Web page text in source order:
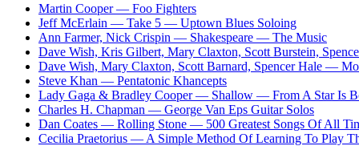
Martin Cooper — Foo Fighters
Jeff McErlain — Take 5 — Uptown Blues Soloing
Ann Farmer, Nick Crispin — Shakespeare — The Music
Dave Wish, Kris Gilbert, Mary Claxton, Scott Burstein,
Dave Wish, Mary Claxton, Scott Barnard, Spencer Hale —
Steve Khan — Pentatonic Khancepts
Lady Gaga & Bradley Cooper — Shallow — From A Star Is
Charles H. Chapman — George Van Eps Guitar Solos
Dan Coates — Rolling Stone — 500 Greatest Songs Of All
Cecilia Praetorius — A Simple Method Of Learning To Play